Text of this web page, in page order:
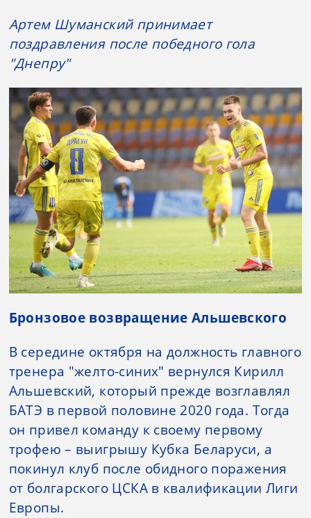
Артем Шуманский принимает
поздравления после победного гола
"Днепру"
Бронзовое возвращение Альшевского
В середине октября на должность главного
тренера "желто-синих" вернулся Кирилл
Альшевский, который прежде возглавлял
БАТЭ в первой половине 2020 года. Тогда
он привел команду к своему первому
трофею – выигрышу Кубка Беларуси, а
покинул клуб после обидного поражения
от болгарского ЦСКА в квалификации Лиги
Европы.